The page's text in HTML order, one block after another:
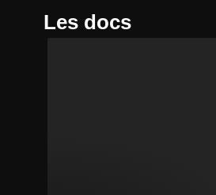
Les docs